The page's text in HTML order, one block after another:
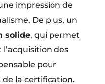
impression de
De plus, un
solide, qui permet
des
pour
la certification.